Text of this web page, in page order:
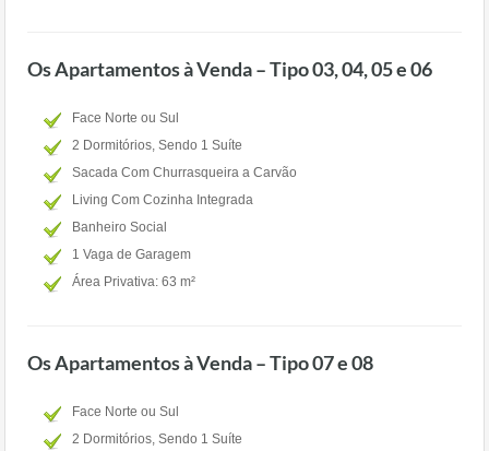
Os Apartamentos à Venda – Tipo 03, 04, 05 e 06
Face Norte ou Sul
2 Dormitórios, Sendo 1 Suíte
Sacada Com Churrasqueira a Carvão
Living Com Cozinha Integrada
Banheiro Social
1 Vaga de Garagem
Área Privativa: 63 m²
Os Apartamentos à Venda – Tipo 07 e 08
Face Norte ou Sul
2 Dormitórios, Sendo 1 Suíte